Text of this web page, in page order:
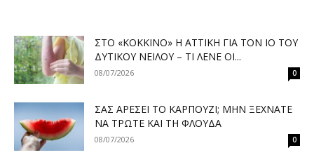
ΣΤΟ «ΚΌΚΚΙΝΟ» Η ΑΤΤΙΚΉ ΓΙΑ ΤΟΝ ΙΌ ΤΟΥ
ΔΥΤΙΚΟΎ ΝΕΊΛΟΥ – ΤΙ ΛΈΝΕ ΟΙ...
08/07/2026 0
ΣΑΣ ΑΡΈΣΕΙ ΤΟ ΚΑΡΠΟΎΖΙ; ΜΗΝ ΞΕΧΝΆΤΕ
ΝΑ ΤΡΏΤΕ ΚΑΙ ΤΗ ΦΛΟΎΔΑ
08/07/2026 0